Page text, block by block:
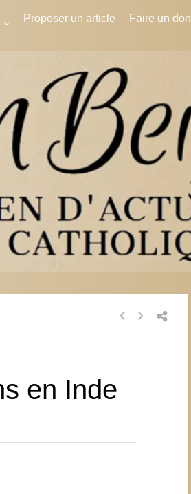
Proposer un article Faire un don
en Inde